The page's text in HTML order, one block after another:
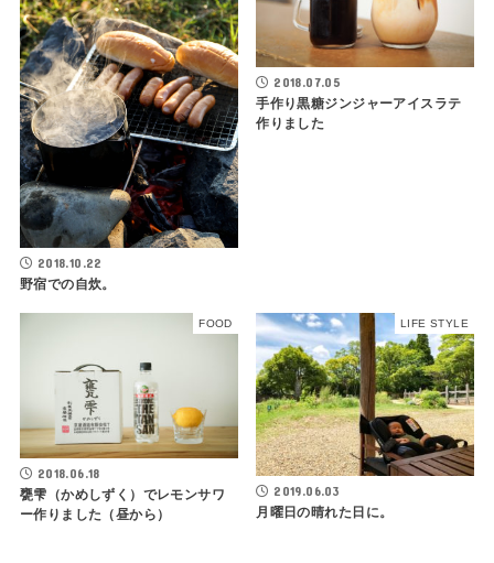
2018.10.22
野宿での自炊。
2018.07.05
手作り黒糖ジンジャーアイスラテ
作りました
FOOD
2018.06.18
甕雫（かめしずく）でレモンサワ
ー作りました（昼から）
LIFE STYLE
2019.06.03
月曜日の晴れた日に。